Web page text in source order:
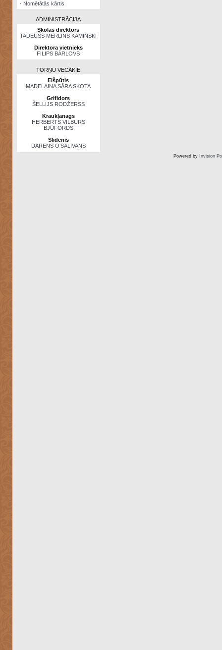
· Nomētātās kārtis
ADMINISTRĀCIJA
Skolas direktors
TADEUŠS MERLINS KAMINSKI
Direktora vietnieks
FILIPS BĀRLOVS
TORŅU VECĀKIE
Elšpūtis
MADELAINA SĀRA SKOTA
Grifidors
ŠELLIJS RODŽERSS
Kraukļanags
HERBERTS VILBURS
BJŪFORDS
Slīdenis
DARENS O’SALIVANS
Powered by Invision